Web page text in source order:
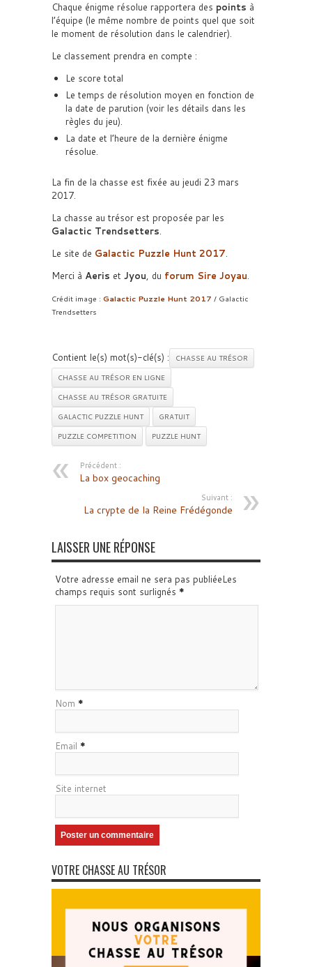
Chaque énigme résolue rapportera des points à
l’équipe (le même nombre de points quel que soit
le moment de résolution dans le calendrier).
Le classement prendra en compte :
Le score total
Le temps de résolution moyen en fonction de
la date de parution (voir les détails dans les
règles du jeu).
La date et l’heure de la dernière énigme
résolue.
La fin de la chasse est fixée au jeudi 23 mars
2017.
La chasse au trésor est proposée par les
Galactic Trendsetters.
Le site de Galactic Puzzle Hunt 2017.
Merci à Aeris et Jyou, du forum Sire Joyau.
Crédit image : Galactic Puzzle Hunt 2017 / Galactic
Trendsetters
Contient le(s) mot(s)-clé(s) :
CHASSE AU TRÉSOR
CHASSE AU TRÉSOR EN LIGNE
CHASSE AU TRÉSOR GRATUITE
GALACTIC PUZZLE HUNT
GRATUIT
PUZZLE COMPETITION
PUZZLE HUNT
Précédent :
La box geocaching
Suivant :
La crypte de la Reine Frédégonde
LAISSER UNE RÉPONSE
Votre adresse email ne sera pas publiéeLes
champs requis sont surlignés *
Nom *
Email *
Site internet
VOTRE CHASSE AU TRÉSOR